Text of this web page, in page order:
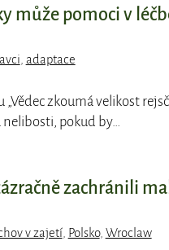
může pomoci v
adaptace
„Vědec zkoumá velikost
pokud by…
zachránili
v zajetí, Polsko, Wroclaw